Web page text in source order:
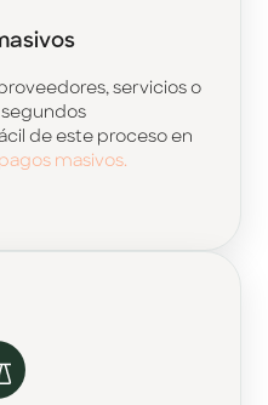
servicios o
de este proceso en
masivos.